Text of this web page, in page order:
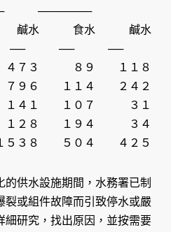
───────
食水 鹹水
── ──
４７３ ８９ １１８
６ １１４ ２４２
４１ １０７ ３１
２８ １９４ ３４
３８ ５０４ ４２５
供水設施期間，水務署已制
裂或組件故障而引致停水或嚴
細研究，找出原因，並按需要